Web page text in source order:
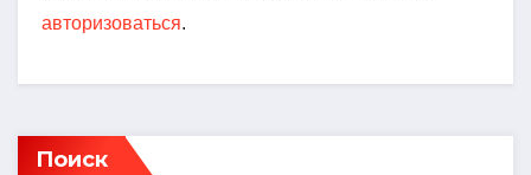
авторизоваться.
Поиск